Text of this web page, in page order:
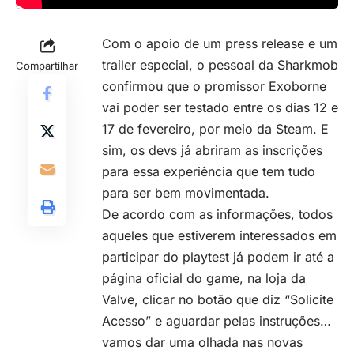
Compartilhar
Com o apoio de um press release e um
trailer especial, o pessoal da Sharkmob
confirmou que o promissor Exoborne
vai poder ser testado entre os dias 12 e
17 de fevereiro, por meio da Steam. E
sim, os devs já abriram as inscrições
para essa experiência que tem tudo
para ser bem movimentada.
De acordo com as informações, todos
aqueles que estiverem interessados em
participar do playtest já podem ir até a
página oficial do game, na loja da
Valve, clicar no botão que diz “Solicite
Acesso” e aguardar pelas instruções…
vamos dar uma olhada nas novas